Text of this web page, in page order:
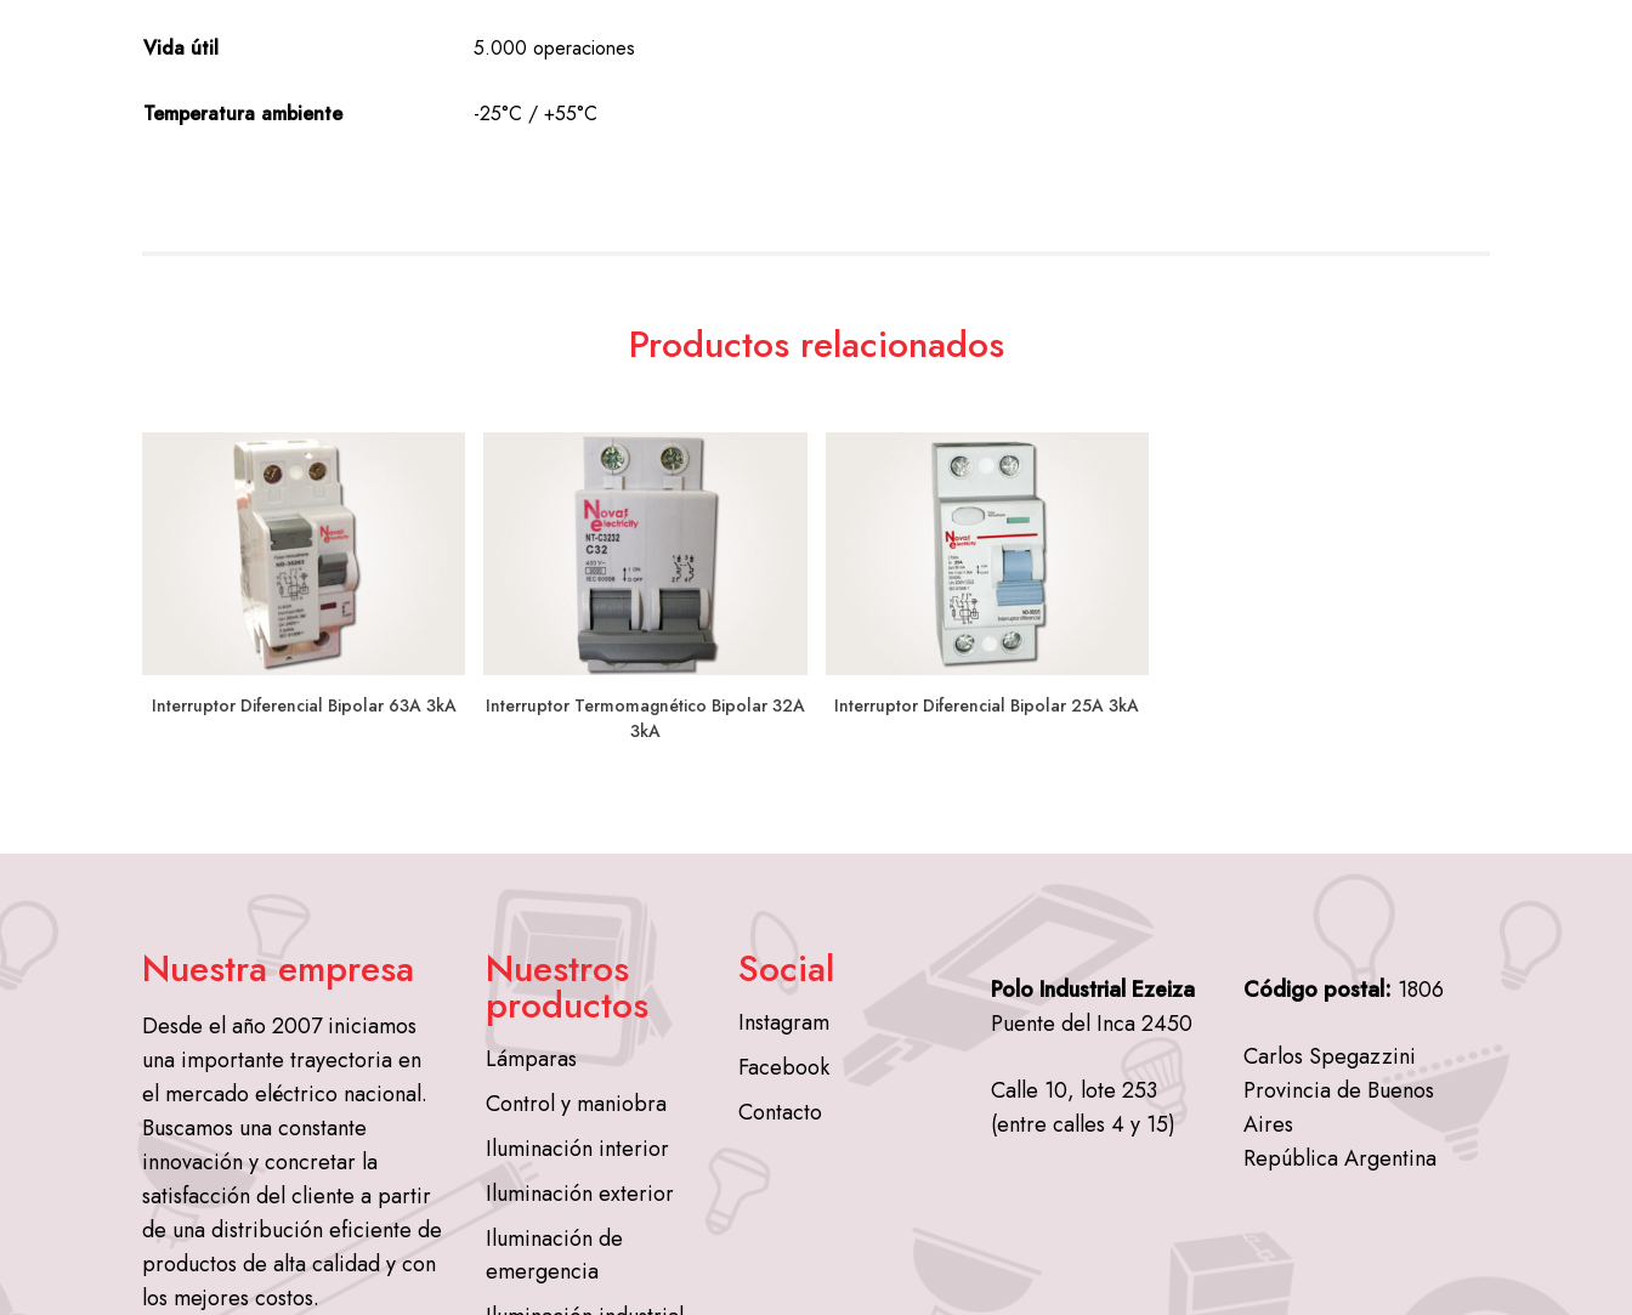
Vida útil 5.000 operaciones
Temperatura ambiente -25°C / +55°C
Productos relacionados
Interruptor Diferencial Bipolar 63A 3kA
Interruptor Termomagnético Bipolar 32A
3kA
Interruptor Diferencial Bipolar 25A 3kA
Nuestra empresa
Desde el año 2007 iniciamos
una importante trayectoria en
el mercado eléctrico nacional.
Buscamos una constante
innovación y concretar la
satisfacción del cliente a partir
de una distribución eficiente de
productos de alta calidad y con
los mejores costos.
Nuestros
productos
Lámparas
Control y maniobra
Iluminación interior
Iluminación exterior
Iluminación de
emergencia
Social
Instagram
Facebook
Contacto
Polo Industrial Ezeiza
Puente del Inca 2450
Calle 10, lote 253
(entre calles 4 y 15)
Código postal: 1806
Carlos Spegazzini
Provincia de Buenos
Aires
República Argentina